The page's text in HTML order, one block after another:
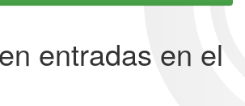
entradas en el